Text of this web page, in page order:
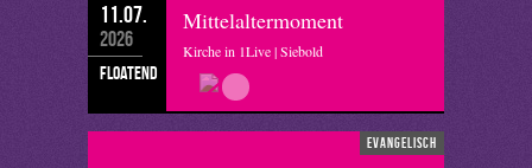
11.07.
2026
floatend
Mittelaltermoment
Kirche in 1Live | Siebold
evangelisch